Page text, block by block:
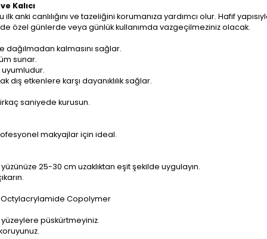
Kalıcı
anki canlılığını ve tazeliğini korumanıza yardımcı olur. Hafif
özel günlerde veya günlük kullanımda vazgeçilmeziniz olacak.
dağılmadan kalmasını sağlar.
sunar.
uyumludur.
etkenlere karşı dayanıklılık sağlar.
saniyede kurusun.
makyajlar için ideal.
25-30 cm uzaklıktan eşit şekilde uygulayın.
Octylacrylamide Copolymer
püskürtmeyiniz.